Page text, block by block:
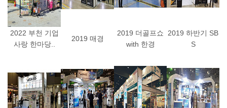
2022 부천 기업
사랑 한마당..
2019 매경
2019 더골프쇼
with 한경
2019 하반기 SB
S